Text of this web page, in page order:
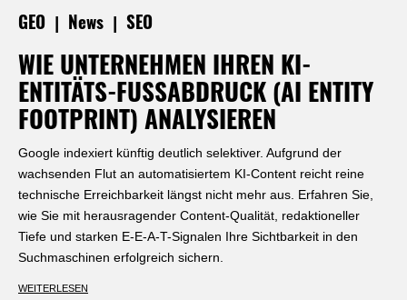
GEO | News | SEO
WIE UNTERNEHMEN IHREN KI-
ENTITÄTS-FUSSABDRUCK (AI ENTITY F
OOTPRINT) ANALYSIEREN
Google indexiert künftig deutlich selektiver. Aufgrund der
wachsenden Flut an automatisiertem KI-Content reicht reine
technische Erreichbarkeit längst nicht mehr aus. Erfahren Sie,
wie Sie mit herausragender Content-Qualität, redaktioneller
Tiefe und starken E-E-A-T-Signalen Ihre Sichtbarkeit in den
Suchmaschinen erfolgreich sichern.
WEITERLESEN